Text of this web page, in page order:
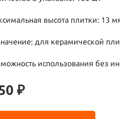
высота плитки: 13
для керамической
использования без
₽